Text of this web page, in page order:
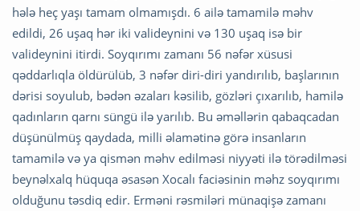
hələ heç yaşı tamam olmamışdı. 6 ailə tamamilə məhv
edildi, 26 uşaq hər iki valideynini və 130 uşaq isə bir
valideynini itirdi. Soyqırımı zamanı 56 nəfər xüsusi
qəddarlıqla öldürülüb, 3 nəfər diri-diri yandırılıb, başlarının
dərisi soyulub, bədən əzaları kəsilib, gözləri çıxarılıb, hamilə
qadınların qarnı süngü ilə yarılıb. Bu əməllərin qabaqcadan
düşünülmüş qaydada, milli əlamətinə görə insanların
tamamilə və ya qismən məhv edilməsi niyyəti ilə törədilməsi
beynəlxalq hüquqa əsasən Xocalı faciəsinin məhz soyqırımı
olduğunu təsdiq edir. Erməni rəsmiləri münaqişə zamanı